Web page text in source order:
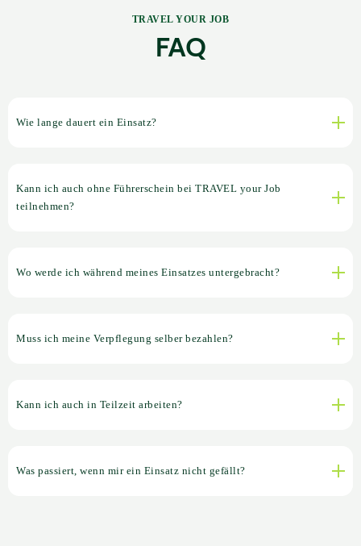
TRAVEL YOUR JOB
FAQ
Wie lange dauert ein Einsatz?
Kann ich auch ohne Führerschein bei TRAVEL your Job
teilnehmen?
Wo werde ich während meines Einsatzes untergebracht?
Muss ich meine Verpflegung selber bezahlen?
Kann ich auch in Teilzeit arbeiten?
Was passiert, wenn mir ein Einsatz nicht gefällt?